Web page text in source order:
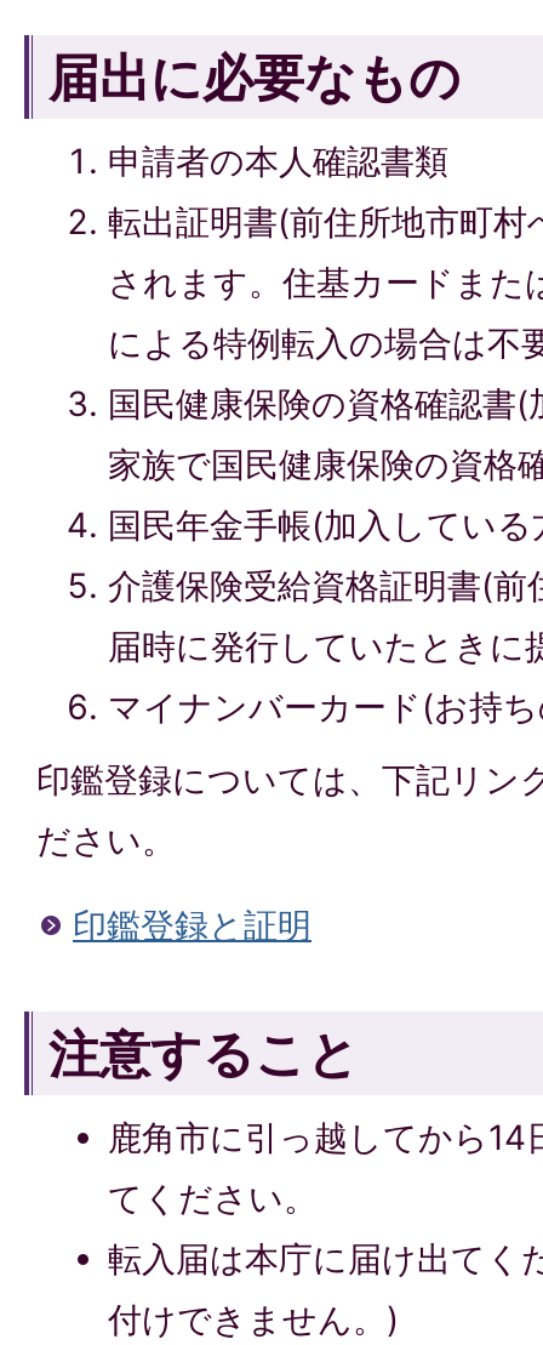
届出に必要なもの
申請者の本人確認書類
転出証明書(前住所地市町
されます。住基カードま
による特例転入の場合は不
国民健康保険の資格確認書
家族で国民健康保険の資格
国民年金手帳(加入している
介護保険受給資格証明書(
届時に発行していたときに
マイナンバーカード(お持
印鑑登録については、下記リン
ださい。
印鑑登録と証明
注意すること
鹿角市に引っ越してから14
てください。
転入届は本庁に届け出てく
付けできません。)